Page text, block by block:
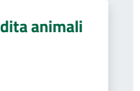
animali